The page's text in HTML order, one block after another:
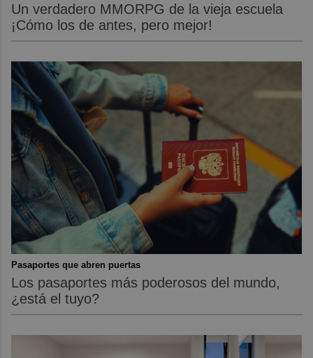
Un verdadero MMORPG de la vieja escuela
¡Cómo los de antes, pero mejor!
Pasaportes que abren puertas
Los pasaportes más poderosos del mundo,
¿está el tuyo?